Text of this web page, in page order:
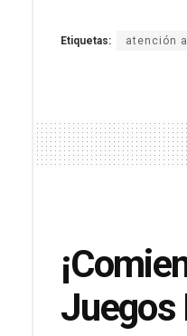
Etiquetas: atención
Juegos